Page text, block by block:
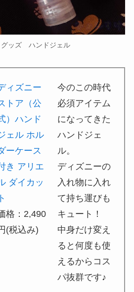
ッズ ハンドジェル
ィズニー
トア（公
）ハンド
ェル ホル
ーケース
き アリエ
ダイカッ
ト
格：2,490
(税込み)
今のこの時代
必須アイテム
になってきた
ハンドジェ
ル。
ディズニーの
入れ物に入れ
て持ち運びも
キュート！
中身だけ変え
ると何度も使
えるからコス
パ抜群です♪